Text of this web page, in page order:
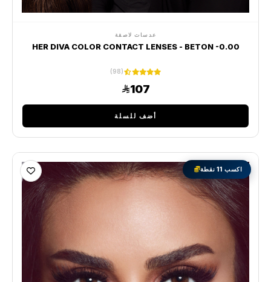
عدسات لاصقة
HER DIVA COLOR CONTACT LENSES - BETON -0.00
(98)
107
أضف للسلة
اكسب 11 نقطة